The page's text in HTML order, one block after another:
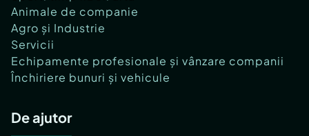
Animale de companie
Agro și Industrie
Servicii
Echipamente profesionale și vânzare companii
Închiriere bunuri și vehicule
De ajutor